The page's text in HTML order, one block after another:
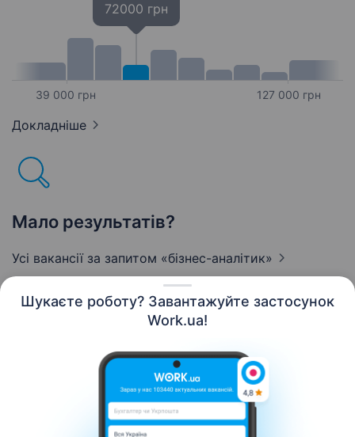
Шукаєте роботу? Завантажуйте застосунок
Work.ua!
39 000 грн
72000 грн
127 000 грн
Докладніше
Мало результатів?
Усі вакансії за запитом «бізнес-аналітик»